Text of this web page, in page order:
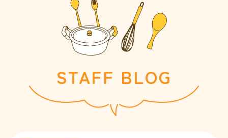
よくある質問
会社情報
お問合せ
STAFF BLOG